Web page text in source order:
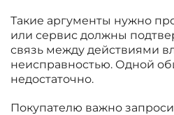
Такие аргументы нужно
или сервис должны
связь между действиями
неисправностью. Одной
недостаточно.
Покупателю важно